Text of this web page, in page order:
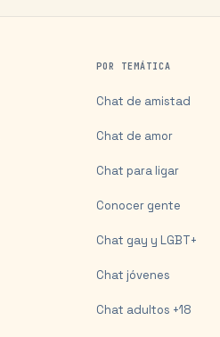
POR TEMÁTICA
Chat de amistad
Chat de amor
Chat para ligar
Conocer gente
Chat gay y LGBT+
Chat jóvenes
Chat adultos +18